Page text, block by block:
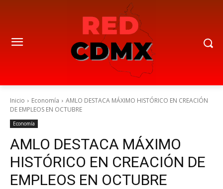
Inicio Economía
AMLO DESTACA MÁXIMO HISTÓRICO EN CREACIÓN
DE EMPLEOS EN OCTUBRE
Economía
AMLO DESTACA MÁXIMO
HISTÓRICO EN CREACIÓN DE
EMPLEOS EN OCTUBRE